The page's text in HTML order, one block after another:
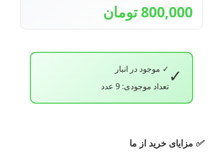
800,000 تومان
✓ ✓ موجود در انبار
تعداد موجودی: 9 عدد
✅ مزایای خرید از ما